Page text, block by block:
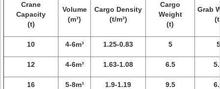
Crane
Capacity
(t)
Volume
(m³)
Cargo Density
(t/m³)
Cargo
Weight
(t)
Grab
10 4-6m³ 1.25-0.83 5 5
12 4-6m³ 1.63-1.08 6.5
16 5-8m³ 1.9-1.19 9.5